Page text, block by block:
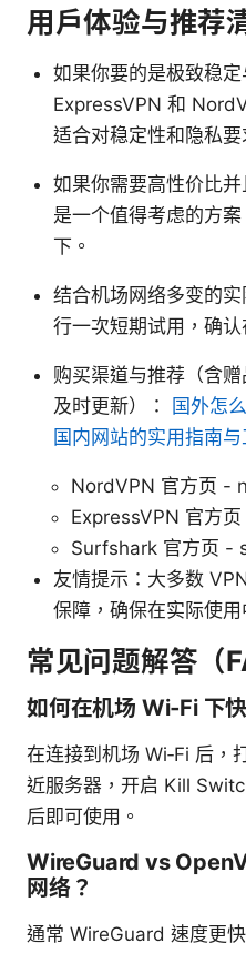
用户体验与推荐
如果你要的是极致稳定
ExpressVPN 和
适合对稳定性和隐私要
如果你需要高性价比
是一个值得考虑的方
下。
结合机场网络多变的
行一次短期试用，确
购买渠道与推荐（含
及时更新）：
国外怎
国内网站的实用指南
NordVPN 官方页 -
ExpressVPN 官方
Surfshark 官方页 -
友情提示：大多数
保障，确保在实际使
常见问题解答（
如何在机场 Wi‑Fi 下
在连接到机场 Wi‑Fi 后，
近服务器，开启 Kill
后即可使用。
WireGuard vs
网络？
通常 WireGuard 速度更